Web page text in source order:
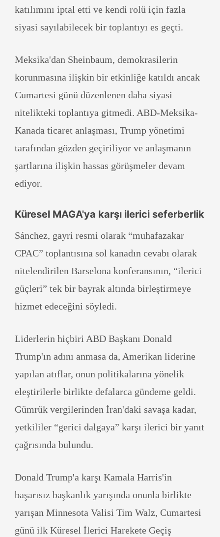
katılımını iptal etti ve kendi rolü için fazla
siyasi sayılabilecek bir toplantıyı es geçti.
Meksika'dan Sheinbaum, demokrasilerin
korunmasına ilişkin bir etkinliğe katıldı ancak
Cumartesi günü düzenlenen daha siyasi
nitelikteki toplantıya gitmedi. ABD-Meksika-
Kanada ticaret anlaşması, Trump yönetimi
tarafından gözden geçiriliyor ve anlaşmanın
şartlarına ilişkin hassas görüşmeler devam
ediyor.
Küresel MAGA'ya karşı ilerici seferberlik
Sánchez, gayri resmi olarak “muhafazakar
CPAC” toplantısına sol kanadın cevabı olarak
nitelendirilen Barselona konferansının, “ilerici
güçleri” tek bir bayrak altında birleştirmeye
hizmet edeceğini söyledi.
Liderlerin hiçbiri ABD Başkanı Donald
Trump'ın adını anmasa da, Amerikan liderine
yapılan atıflar, onun politikalarına yönelik
eleştirilerle birlikte defalarca gündeme geldi.
Gümrük vergilerinden İran'daki savaşa kadar,
yetkililer “gerici dalgaya” karşı ilerici bir yanıt
çağrısında bulundu.
Donald Trump'a karşı Kamala Harris'in
başarısız başkanlık yarışında onunla birlikte
yarışan Minnesota Valisi Tim Walz, Cumartesi
günü ilk Küresel İlerici Harekete Geçiş